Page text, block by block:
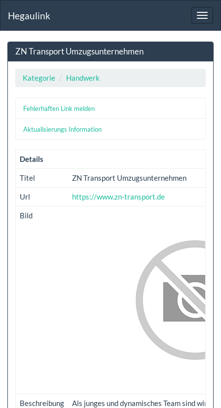
Hegaulink
ZN Transport Umzugsunternehmen
Kategorie Handwerk
Fehlerhaften Link melden
Aktualisierungs Information
Details
Titel ZN Transport Umzugsunternehmen
Url https://www.zn-transport.de
Bild
Beschreibung Als junges und dynamisches Team sind wir